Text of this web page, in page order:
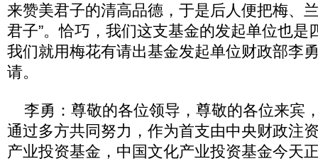
来赞美君子的清高品德，于是后人便把梅、
君子”。恰巧，我们这支基金的发起单位也是
我们就用梅花有请出基金发起单位财政部李
请。
李勇：尊敬的各位领导，尊敬的各位来宾
通过多方共同努力，作为首支由中央财政注
产业投资基金，中国文化产业投资基金今天